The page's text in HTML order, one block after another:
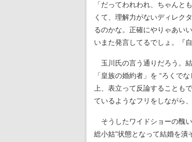
「だってわれわれ、ちゃん
くて、理解力がないディレク
るのかな。正確にやりゃあい
いまた発言してるでしょ。『
玉川氏の言う通りだろう。
「皇族の婚約者」を “ろくで
上、表立って反論することも
ているようなフリをしながら
そうしたワイドショーの醜
総小姑”状態となって結婚を潰